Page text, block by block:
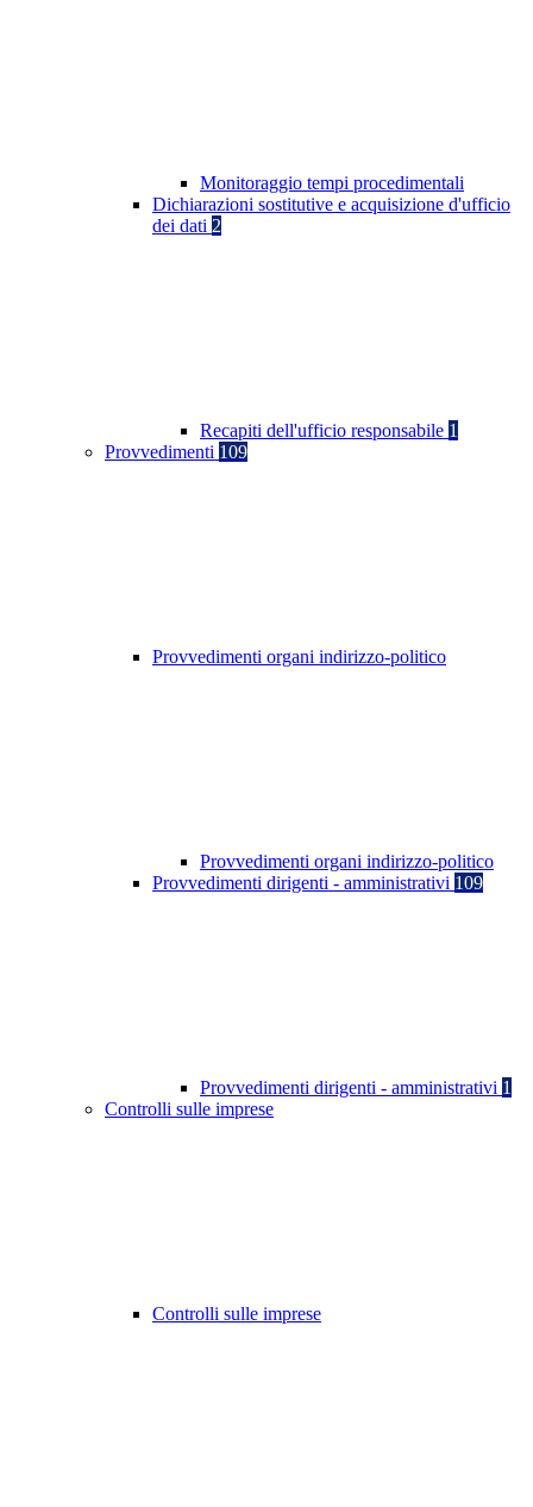
Monitoraggio tempi procedimentali
Dichiarazioni sostitutive e acquisizione d'ufficio
dei dati 2
Recapiti dell'ufficio responsabile 1
Provvedimenti 109
Provvedimenti organi indirizzo-politico
Provvedimenti organi indirizzo-politico
Provvedimenti dirigenti - amministrativi 109
Provvedimenti dirigenti - amministrativi 1
Controlli sulle imprese
Controlli sulle imprese